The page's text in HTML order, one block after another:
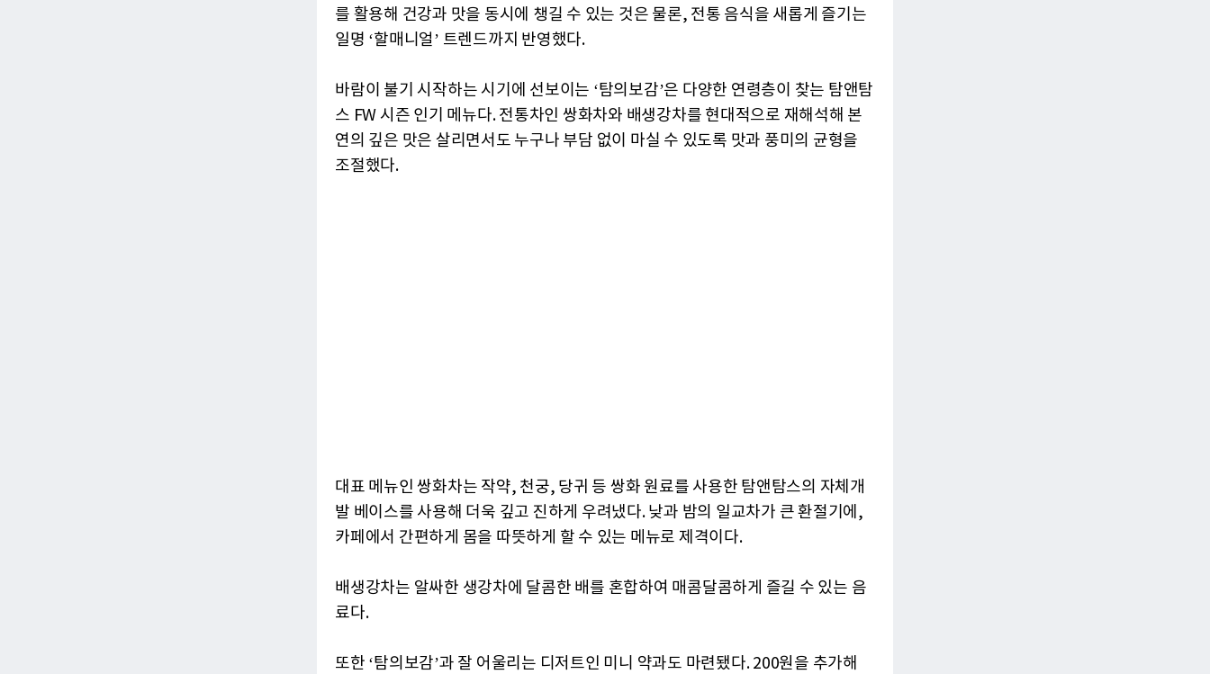
를 활용해 건강과 맛을 동시에 챙길 수 있는 것은 물론, 전통 음식을 새롭게 즐기는
일명 ‘할매니얼’ 트렌드까지 반영했다.
바람이 불기 시작하는 시기에 선보이는 ‘탐의보감’은 다양한 연령층이 찾는 탐앤탐
스 FW 시즌 인기 메뉴다. 전통차인 쌍화차와 배생강차를 현대적으로 재해석해 본
연의 깊은 맛은 살리면서도 누구나 부담 없이 마실 수 있도록 맛과 풍미의 균형을
조절했다.
대표 메뉴인 쌍화차는 작약, 천궁, 당귀 등 쌍화 원료를 사용한 탐앤탐스의 자체개
발 베이스를 사용해 더욱 깊고 진하게 우려냈다. 낮과 밤의 일교차가 큰 환절기에,
카페에서 간편하게 몸을 따뜻하게 할 수 있는 메뉴로 제격이다.
배생강차는 알싸한 생강차에 달콤한 배를 혼합하여 매콤달콤하게 즐길 수 있는 음
료다.
또한 ‘탐의보감’과 잘 어울리는 디저트인 미니 약과도 마련됐다. 200원을 추가해